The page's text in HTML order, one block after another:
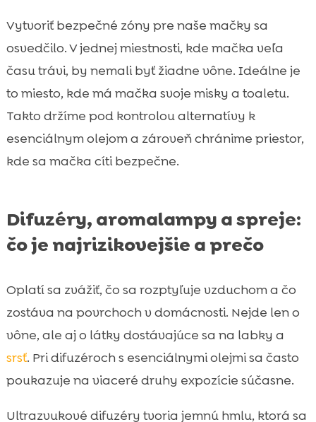
Vytvoriť bezpečné zóny pre naše mačky sa
osvedčilo. V jednej miestnosti, kde mačka veľa
času trávi, by nemali byť žiadne vône. Ideálne je
to miesto, kde má mačka svoje misky a toaletu.
Takto držíme pod kontrolou alternatívy k
esenciálnym olejom a zároveň chránime priestor,
kde sa mačka cíti bezpečne.
Difuzéry, aromalampy a spreje:
čo je najrizikovejšie a prečo
Oplatí sa zvážiť, čo sa rozptyľuje vzduchom a čo
zostáva na povrchoch v domácnosti. Nejde len o
vône, ale aj o látky dostávajúce sa na labky a
srsť. Pri difuzéroch s esenciálnymi olejmi sa často
poukazuje na viaceré druhy expozície súčasne.
Ultrazvukové difuzéry tvoria jemnú hmlu, ktorá sa